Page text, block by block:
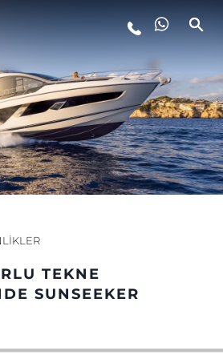
ŞEKLİ
YENILIK
ŞİRKET
MİRAS
TEKNE
SUNSEEKER